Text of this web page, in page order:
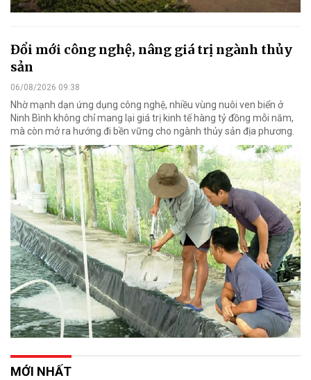
Đổi mới công nghệ, nâng giá trị ngành thủy
sản
06/08/2026 09:38
Nhờ mạnh dạn ứng dụng công nghệ, nhiều vùng nuôi ven biển ở
Ninh Bình không chỉ mang lại giá trị kinh tế hàng tỷ đồng mỗi năm,
mà còn mở ra hướng đi bền vững cho ngành thủy sản địa phương.
MỚI NHẤT